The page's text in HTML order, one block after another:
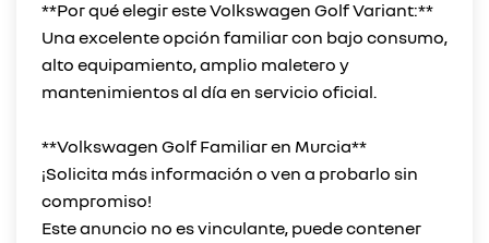
**Por qué elegir este Volkswagen Golf Variant:**
Una excelente opción familiar con bajo consumo,
alto equipamiento, amplio maletero y
mantenimientos al día en servicio oficial.
**Volkswagen Golf Familiar en Murcia**
¡Solicita más información o ven a probarlo sin
compromiso!
Este anuncio no es vinculante, puede contener